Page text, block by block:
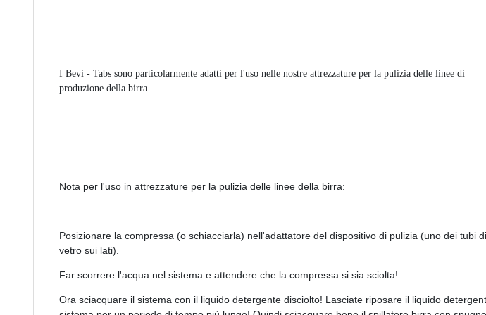
I Bevi - Tabs sono particolarmente adatti per l'uso nelle nostre attrezzature per la pulizia delle linee di
produzione della birra.
Nota per l'uso in attrezzature per la pulizia delle linee della birra:
Posizionare la compressa (o schiacciarla) nell'adattatore del dispositivo di pulizia (uno dei tubi di
vetro sui lati).
Far scorrere l'acqua nel sistema e attendere che la compressa si sia sciolta!
Ora sciacquare il sistema con il liquido detergente disciolto! Lasciate riposare il liquido